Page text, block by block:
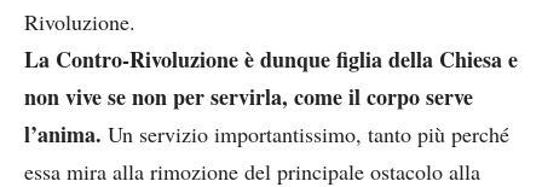
Rivoluzione.
La Contro-Rivoluzione è dunque figlia della Chiesa e
non vive se non per servirla, come il corpo serve
l’anima. Un servizio importantissimo, tanto più perché
essa mira alla rimozione del principale ostacolo alla